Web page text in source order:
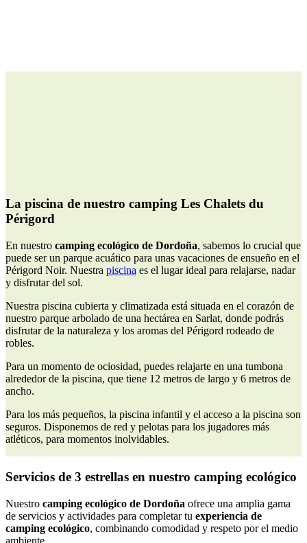
La piscina de nuestro camping Les Chalets du
Périgord
En nuestro camping ecológico de Dordoña, sabemos lo crucial que
puede ser un parque acuático para unas vacaciones de ensueño en el
Périgord Noir. Nuestra piscina es el lugar ideal para relajarse, nadar
y disfrutar del sol.
Nuestra piscina cubierta y climatizada está situada en el corazón de
nuestro parque arbolado de una hectárea en Sarlat, donde podrás
disfrutar de la naturaleza y los aromas del Périgord rodeado de
robles.
Para un momento de ociosidad, puedes relajarte en una tumbona
alrededor de la piscina, que tiene 12 metros de largo y 6 metros de
ancho.
Para los más pequeños, la piscina infantil y el acceso a la piscina son
seguros. Disponemos de red y pelotas para los jugadores más
atléticos, para momentos inolvidables.
Servicios de 3 estrellas en nuestro camping ecológico
Nuestro camping ecológico de Dordoña ofrece una amplia gama
de servicios y actividades para completar tu experiencia de
camping ecológico, combinando comodidad y respeto por el medio
ambiente.